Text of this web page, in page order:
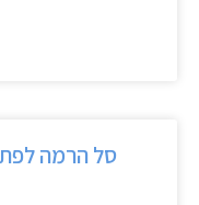
סל הרמה